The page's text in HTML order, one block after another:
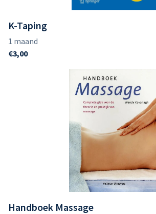
K-Taping
Handboek Massage